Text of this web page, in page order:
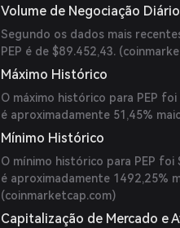
Volume de Negociação Diário
Segundo os dados mais
PEP é de $89.452,43. (
Máximo Histórico
O máximo histórico para PEP
é aproximadamente 51,45%
Mínimo Histórico
O mínimo histórico para PEP
é aproximadamente 1492,25%
(coinmarketcap.com)
Capitalização de Mercado e